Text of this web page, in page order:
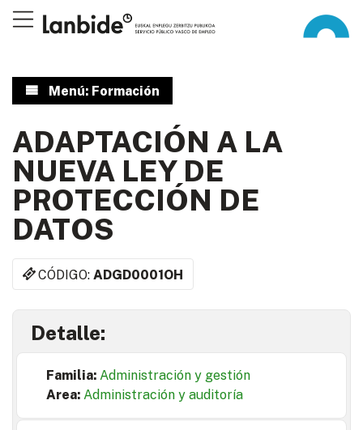
Menú: Formación
ADAPTACIÓN A LA
NUEVA LEY DE
PROTECCIÓN DE
DATOS
CÓDIGO:ADGD0001OH
Detalle:
Familia: Administración y gestión
Area: Administración y auditoría